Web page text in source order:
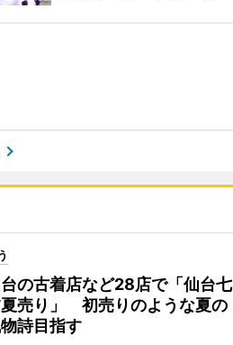
の古着店など28店で「仙台七
売り」 初売りのような夏の
詩目指す